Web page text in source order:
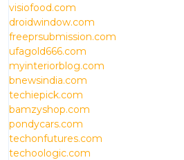
visiofood.com
droidwindow.com
freeprsubmission.com
ufagold666.com
myinteriorblog.com
bnewsindia.com
techiepick.com
bamzyshop.com
pondycars.com
techonfutures.com
techoologic.com